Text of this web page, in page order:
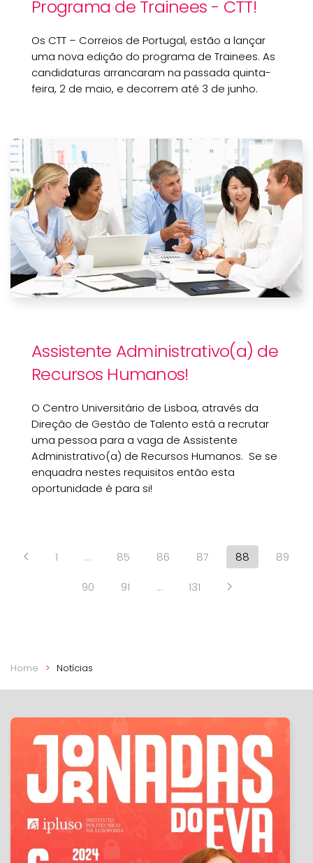
Programa de Trainees - CTT!
Os CTT – Correios de Portugal, estão a lançar
uma nova edição do programa de Trainees. As
candidaturas arrancaram na passada quinta-
feira, 2 de maio, e decorrem até 3 de junho.
Assistente Administrativo(a) de
Recursos Humanos!
O Centro Universitário de Lisboa, através da
Direção de Gestão de Talento está a recrutar
uma pessoa para a vaga de Assistente
Administrativo(a) de Recursos Humanos. Se se
enquadra nestes requisitos então esta
oportunidade é para si!
1 … 85 86 87 88 89
90 91 … 131
Home Notícias